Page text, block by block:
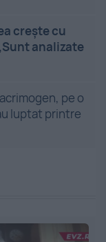
crește cu
analizate
pe o
luptat printre